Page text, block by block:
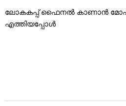
ലോകകപ്പ് ഫൈനൽ കാണാൻ
എത്തിയപ്പോൾ